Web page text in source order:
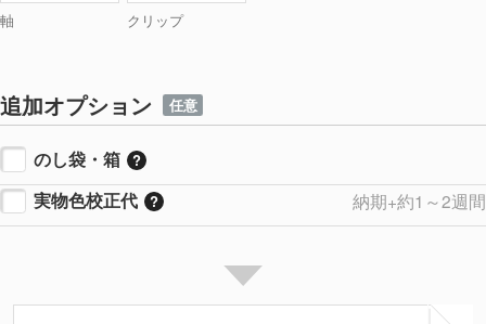
軸 クリップ
追加オプション 任意
のし袋・箱
実物色校正代
納期+約1～2週間